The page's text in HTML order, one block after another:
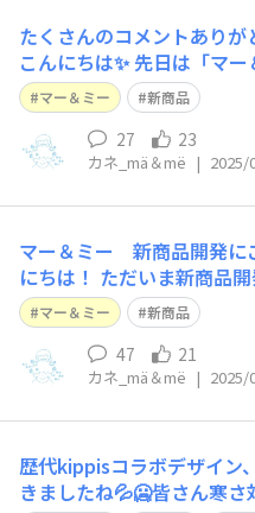
たくさんのコメントありが
こんにちは✨ 先日は「マ
ード」のご相談にたくさん
うございました！ ご相談
商品開発にご協力をお願
んのマー＆ミーへの熱い想
マー＆ミー 新商品
27 23
カネ_mä＆më | 2025/
マー＆ミー 新商品開発に
にちは！ ただいま新商品
カネです✨マー＆ミーは「
しい♡」を掲げ親子一緒に
すが、「親子で一緒に使
い」ということを今後し
マー＆ミー 新商品
47 21
カネ_mä＆më | 2025/
歴代kippisコラボデザイン
きましたね💦🥶皆さん寒